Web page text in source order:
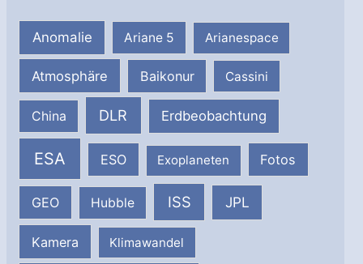
Anomalie Ariane 5 Arianespace
Atmosphäre Baikonur Cassini
China DLR Erdbeobachtung
ESA ESO Exoplaneten Fotos
GEO Hubble ISS JPL
Kamera Klimawandel